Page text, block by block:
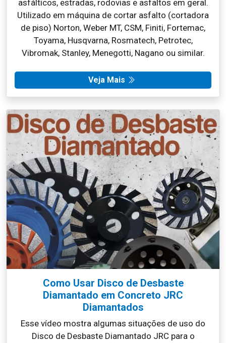
asfálticos, estradas, rodovias e asfaltos em geral.
Utilizado em máquina de cortar asfalto (cortadora
de piso) Norton, Weber MT, CSM, Finiti, Fortemac,
Toyama, Husqvarna, Rosmatech, Petrotec,
Vibromak, Stanley, Menegotti, Nagano ou similar.
Veja Mais
Como Usar Disco de Desbaste
Diamantado em Concreto JRC
Diamantados
Esse vídeo mostra algumas situações de uso do
Disco de Desbaste Diamantado JRC para o